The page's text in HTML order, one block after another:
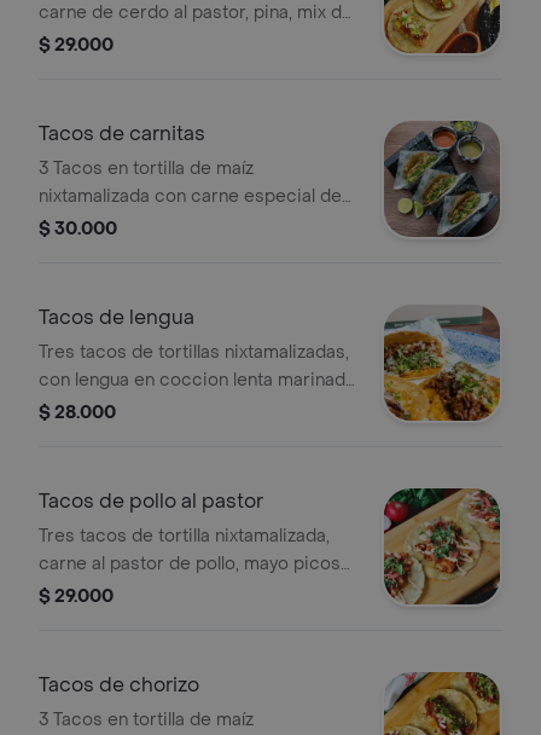
carne de cerdo al pastor, pina, mix de
cebolla y cilantro.
$ 29.000
Tacos de carnitas
3 Tacos en tortilla de maíz
nixtamalizada con carne especial de
cerdo, (carnitas) guacamole, mix de
$ 30.000
Tacos de lengua
Tres tacos de tortillas nixtamalizadas,
con lengua en coccion lenta marinada
en chiles, guacamole, mix de cebolla y
$ 28.000
Tacos de pollo al pastor
Tres tacos de tortilla nixtamalizada,
carne al pastor de pollo, mayo picosa,
cilantro y cebollas encurtidas.
$ 29.000
Tacos de chorizo
3 Tacos en tortilla de maíz